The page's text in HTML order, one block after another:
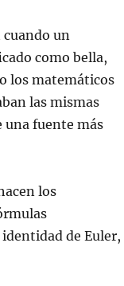
cuando un
como bella,
los matemáticos
las mismas
una fuente más
los
de Euler,